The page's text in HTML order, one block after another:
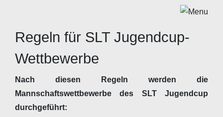
Regeln für SLT Jugendcup-
Wettbewerbe
Nach diesen Regeln werden die
Mannschaftswettbewerbe des SLT Jugendcup
durchgeführt: